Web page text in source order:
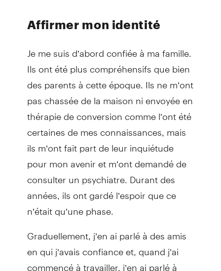
Affirmer mon identité
Je me suis d’abord confiée à ma famille.
Ils ont été plus compréhensifs que bien
des parents à cette époque. Ils ne m’ont
pas chassée de la maison ni envoyée en
thérapie de conversion comme l’ont été
certaines de mes connaissances, mais
ils m’ont fait part de leur inquiétude
pour mon avenir et m’ont demandé de
consulter un psychiatre. Durant des
années, ils ont gardé l’espoir que ce
n’était qu’une phase.
Graduellement, j’en ai parlé à des amis
en qui j’avais confiance et, quand j’ai
commencé à travailler, j’en ai parlé à